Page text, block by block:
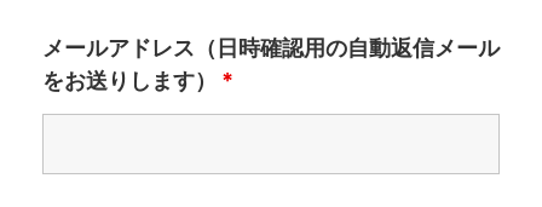
メールアドレス（日時確認用の自動返信メール
をお送りします） *